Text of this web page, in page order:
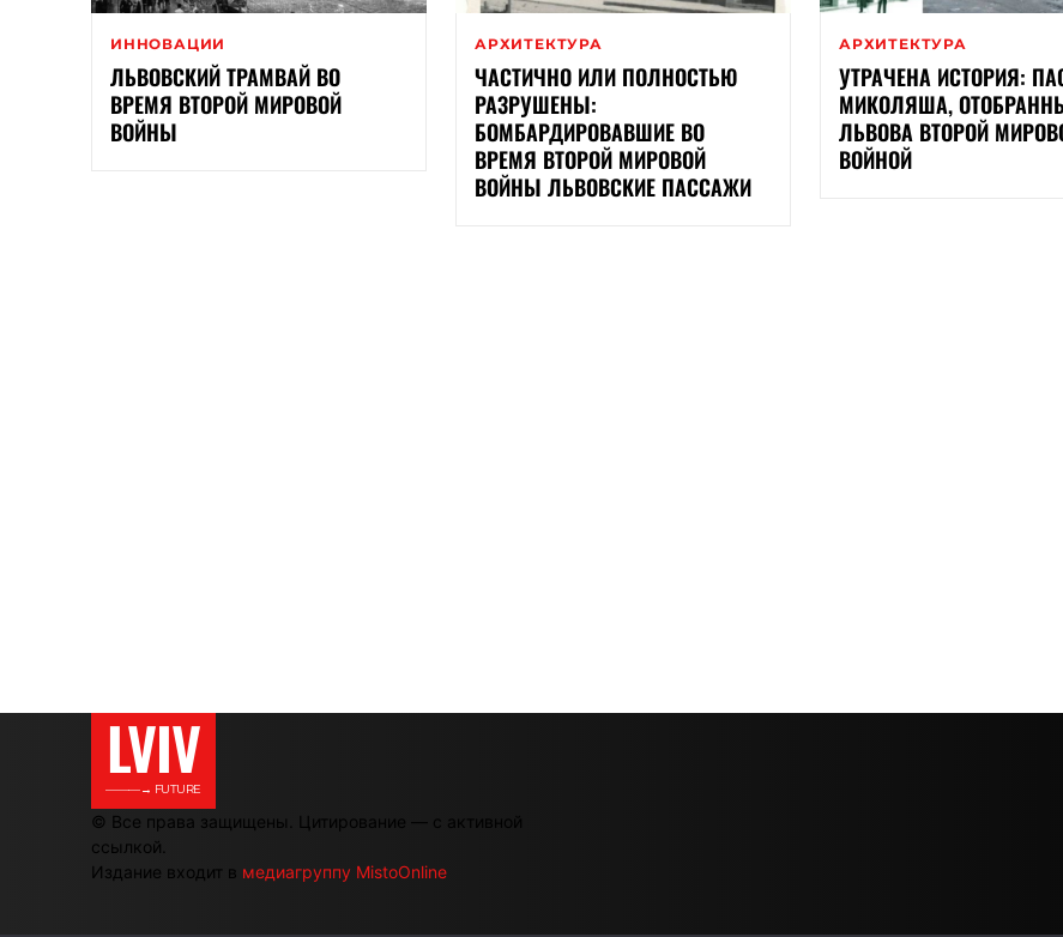
ИННОВАЦИИ
ЛЬВОВСКИЙ ТРАМВАЙ ВО
ВРЕМЯ ВТОРОЙ МИРОВОЙ
ВОЙНЫ
АРХИТЕКТУРА
ЧАСТИЧНО ИЛИ ПОЛНОСТЬЮ
РАЗРУШЕНЫ:
БОМБАРДИРОВАВШИЕ ВО
ВРЕМЯ ВТОРОЙ МИРОВОЙ
ВОЙНЫ ЛЬВОВСКИЕ ПАССАЖИ
АРХИТЕКТУРА
УТРАЧЕНА ИСТОРИЯ:
МИКОЛЯША,
ЛЬВОВА ВТОРОЙ
ВОЙНОЙ
LVIV
———→ FUTURE
© Все права защищены. Цитирование — с активной
ссылкой.
Издание входит в медиагруппу MistoOnline